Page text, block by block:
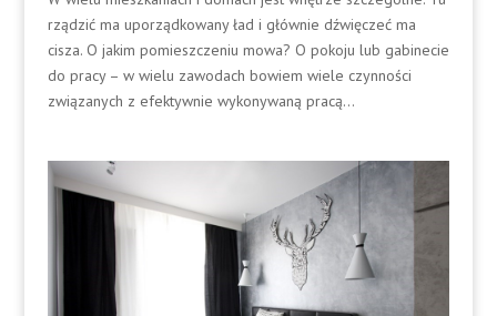
rządzić ma uporządkowany ład i głównie dźwięczeć ma
cisza. O jakim pomieszczeniu mowa? O pokoju lub gabinecie
do pracy – w wielu zawodach bowiem wiele czynności
związanych z efektywnie wykonywaną pracą...